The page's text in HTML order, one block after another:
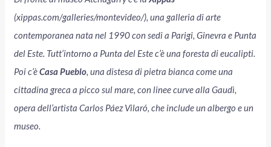
(xippas.com/galleries/montevideo/), una galleria di arte
contemporanea nata nel 1990 con sedi a Parigi, Ginevra e Punta
del Este. Tutt’intorno a Punta del Este c’è una foresta di eucalipti.
Poi c’èCasa Pueblo, una distesa di pietra bianca come una
cittadina greca a picco sul mare, con linee curve alla Gaudì,
opera dell’artista Carlos Páez Vilaró, che include un albergo e un
museo.